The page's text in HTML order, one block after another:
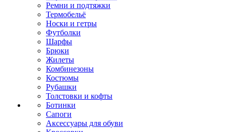
Ремни и подтяжки
Термобельё
Носки и гетры
Футболки
Шарфы
Брюки
Жилеты
Комбинезоны
Костюмы
Рубашки
Толстовки и кофты
Ботинки
Сапоги
Аксессуары для обуви